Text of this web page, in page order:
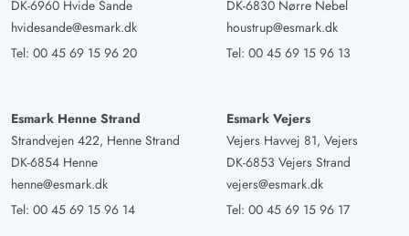
DK-6960 Hvide Sande
hvidesande@esmark.dk
Tel: 00 45 69 15 96 20
DK-6830 Nørre Nebel
houstrup@esmark.dk
Tel: 00 45 69 15 96 13
Esmark Henne Strand
Strandvejen 422, Henne Strand
DK-6854 Henne
henne@esmark.dk
Tel: 00 45 69 15 96 14
Esmark Vejers
Vejers Havvej 81, Vejers
DK-6853 Vejers Strand
vejers@esmark.dk
Tel: 00 45 69 15 96 17